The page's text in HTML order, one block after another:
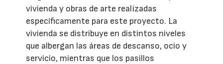
vivienda y obras de arte realizadas
específicamente para este proyecto. La
vivienda se distribuye en distintos niveles
que albergan las áreas de descanso, ocio y
servicio, mientras que los pasillos